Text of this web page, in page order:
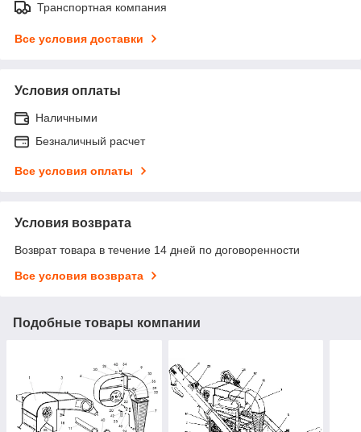
Транспортная компания
Все условия доставки
Условия оплаты
Наличными
Безналичный расчет
Все условия оплаты
Условия возврата
Возврат товара в течение 14 дней по договоренности
Все условия возврата
Подобные товары компании